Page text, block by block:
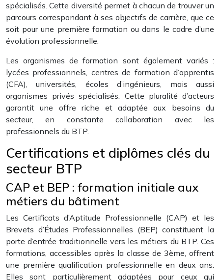
spécialisés. Cette diversité permet à chacun de trouver un
parcours correspondant à ses objectifs de carrière, que ce
soit pour une première formation ou dans le cadre d’une
évolution professionnelle.
Les organismes de formation sont également variés :
lycées professionnels, centres de formation d’apprentis
(CFA), universités, écoles d’ingénieurs, mais aussi
organismes privés spécialisés. Cette pluralité d’acteurs
garantit une offre riche et adaptée aux besoins du
secteur, en constante collaboration avec les
professionnels du BTP.
Certifications et diplômes clés du
secteur BTP
CAP et BEP : formation initiale aux
métiers du bâtiment
Les Certificats d’Aptitude Professionnelle (CAP) et les
Brevets d’Études Professionnelles (BEP) constituent la
porte d’entrée traditionnelle vers les métiers du BTP. Ces
formations, accessibles après la classe de 3ème, offrent
une première qualification professionnelle en deux ans.
Elles sont particulièrement adaptées pour ceux qui